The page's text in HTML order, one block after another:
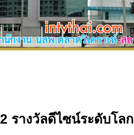
2 รางวัลดีไซน์ระดับโลก